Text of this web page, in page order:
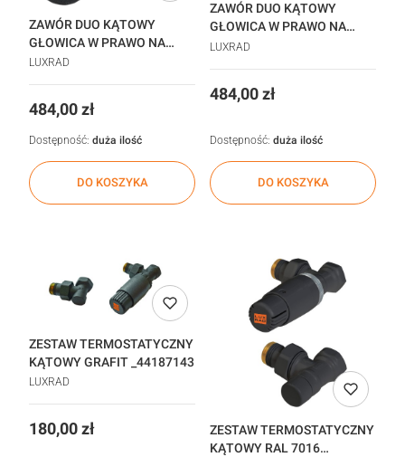
ZAWÓR DUO KĄTOWY
GŁOWICA W PRAWO NA
ZASILANIU 4 STYCZEŃ
LUXRAD
Cena
484,00 zł
DO KOSZYKA
Dostępność: duża ilość
ZAWÓR DUO KĄTOWY
GŁOWICA W PRAWO NA
ZASILANIU
LUXRAD
Cena
484,00 zł
DO KOSZYKA
Dostępność: duża ilość
ZESTAW TERMOSTATYCZNY
KĄTOWY GRAFIT _44187143
LUXRAD
Cena
180,00 zł
ZESTAW TERMOSTATYCZNY
KĄTOWY RAL 7016